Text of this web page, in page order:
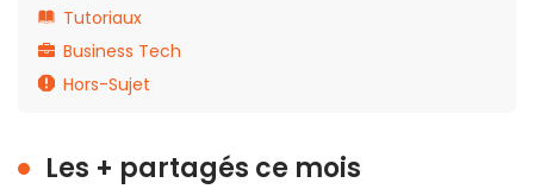
Tutoriaux
Business Tech
Hors-Sujet
Les + partagés ce mois